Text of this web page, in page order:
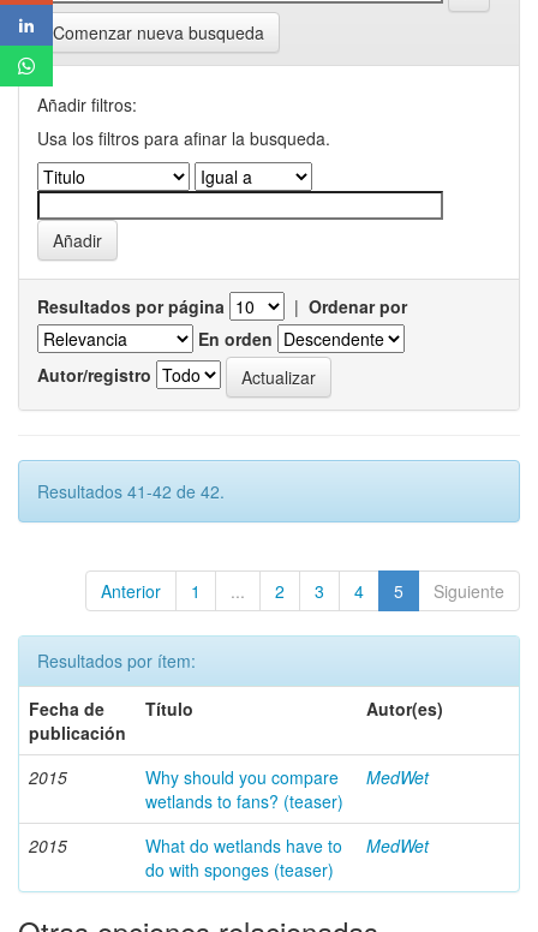
Comenzar nueva busqueda
Añadir filtros:
Usa los filtros para afinar la busqueda.
Resultados por página | Ordenar por
En orden
Autor/registro
Resultados 41-42 de 42.
Anterior 1 ... 2 3 4 5 Siguiente
Resultados por ítem:
Fecha de
publicación
Título Autor(es)
2015
Why should you compare
wetlands to fans? (teaser)
MedWet
2015
What do wetlands have to
do with sponges (teaser)
MedWet